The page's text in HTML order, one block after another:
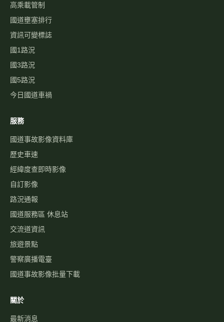
高乘載管制
國道壅塞排行
資訊可變標誌
國1路況
國3路況
國5路況
今日國道車禍
服務
國道事故影像資料庫
歷史車速
經緯度查即時影像
自訂影像
路況通報
國道服務區 休息站
交流道資訊
旅遊景點
警察廣播電臺
國道事故影像批量下載
關於
最新消息